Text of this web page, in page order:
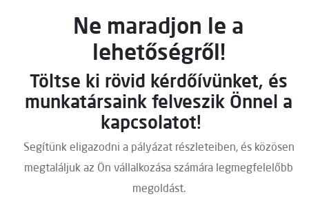
Ne maradjon le a
lehetőségről!
Töltse ki rövid kérdőívünket, és
munkatársaink felveszik Önnel a
kapcsolatot!
Segítünk eligazodni a pályázat részleteiben, és közösen
megtaláljuk az Ön vállalkozása számára legmegfelelőbb
megoldást.